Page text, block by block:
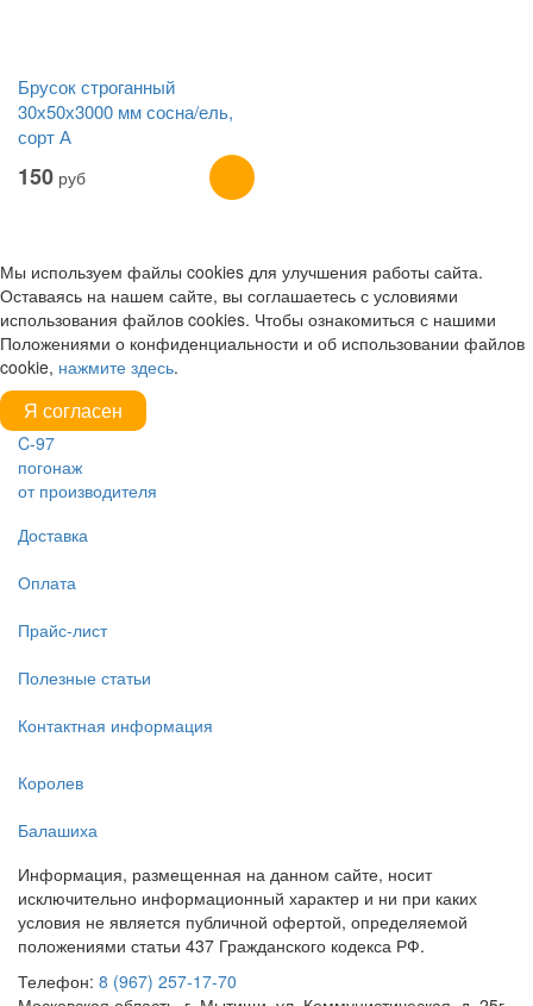
Брусок строганный
30х50х3000 мм сосна/ель,
сорт А
150 руб
Мы используем файлы cookies для улучшения работы сайта.
Оставаясь на нашем сайте, вы соглашаетесь с условиями
использования файлов cookies. Чтобы ознакомиться с нашими
Положениями о конфиденциальности и об использовании файлов
cookie, нажмите здесь.
Я согласен
C-97
погонаж
от производителя
Доставка
Оплата
Прайс-лист
Полезные статьи
Контактная информация
Королев
Балашиха
Информация, размещенная на данном сайте, носит
исключительно информационный характер и ни при каких
условия не является публичной офертой, определяемой
положениями статьи 437 Гражданского кодекса РФ.
Телефон: 8 (967) 257-17-70